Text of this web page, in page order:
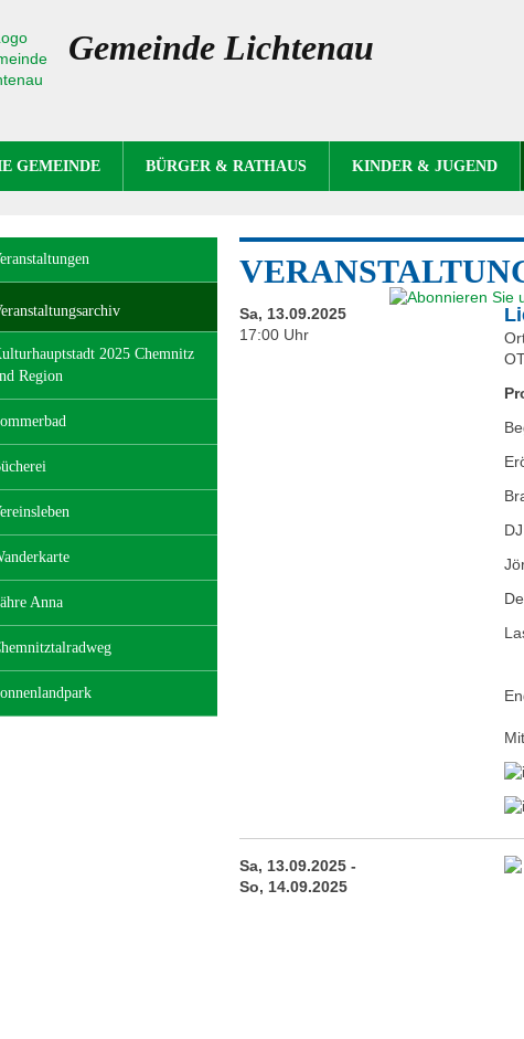
Gemeinde Lichtenau
GEMEINDE BÜRGER & RATHAUS KINDER & JUGEND
2025 Chemnitz
Region
Anna
Sa, 13.09.2025
17:00 Uhr
Sa, 13.09.2025 -
So, 14.09.2025